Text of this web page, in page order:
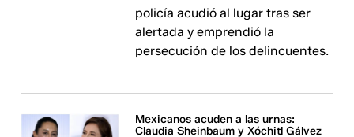
policía acudió al lugar tras ser
alertada y emprendió la
persecución de los delincuentes. ​​​​​​
Mexicanos acuden a las urnas:
Claudia Sheinbaum y Xóchitl Gálvez